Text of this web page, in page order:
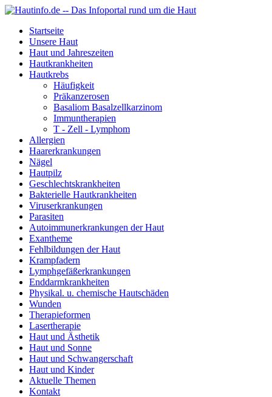
Startseite
Unsere Haut
Haut und Jahreszeiten
Hautkrankheiten
Hautkrebs
Häufigkeit
Präkanzerosen
Basaliom Basalzellkarzinom
Immuntherapien
T - Zell - Lymphom
Allergien
Haarerkrankungen
Nägel
Hautpilz
Geschlechtskrankheiten
Bakterielle Hautkrankheiten
Viruserkrankungen
Parasiten
Autoimmunerkrankungen der Haut
Exantheme
Fehlbildungen der Haut
Krampfadern
Lymphgefäßerkrankungen
Enddarmkrankheiten
Physikal. u. chemische Hautschäden
Wunden
Therapieformen
Lasertherapie
Haut und Ästhetik
Haut und Sonne
Haut und Schwangerschaft
Haut und Kinder
Aktuelle Themen
Kontakt